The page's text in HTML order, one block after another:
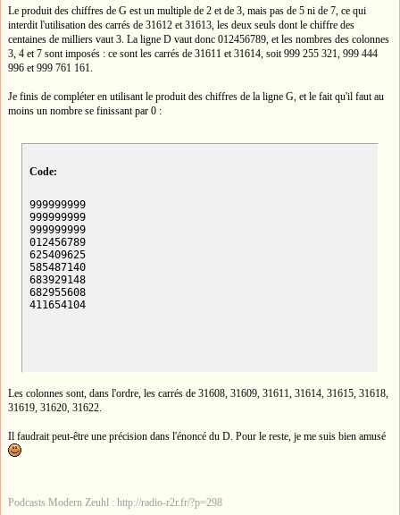
Le produit des chiffres de G est un multiple de 2 et de 3, mais pas de 5 ni de 7, ce qui
interdit l'utilisation des carrés de 31612 et 31613, les deux seuls dont le chiffre des
centaines de milliers vaut 3. La ligne D vaut donc 012456789, et les nombres des colonnes
3, 4 et 7 sont imposés : ce sont les carrés de 31611 et 31614, soit 999 255 321, 999 444
996 et 999 761 161.
Je finis de compléter en utilisant le produit des chiffres de la ligne G, et le fait qu'il faut au
moins un nombre se finissant par 0 :
Code:
999999999
999999999
999999999
012456789
625409625
585487140
683929148
682955608
411654104
Les colonnes sont, dans l'ordre, les carrés de 31608, 31609, 31611, 31614, 31615, 31618,
31619, 31620, 31622.
Il faudrait peut-être une précision dans l'énoncé du D. Pour le reste, je me suis bien amusé
Podcasts Modern Zeuhl : http://radio-r2r.fr/?p=298